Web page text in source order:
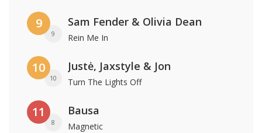
9
9
Sam Fender & Olivia Dean
Rein Me In
10
10
Justė, Jaxstyle & Jon
Turn The Lights Off
11
8
Bausa
Magnetic